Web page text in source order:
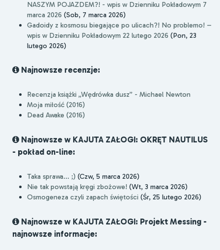
NASZYM POJAZDEM?! - wpis w Dzienniku Pokładowym 7
marca 2026 (Sob, 7 marca 2026)
Gadoidy z kosmosu biegające po ulicach?! No problemo! –
wpis w Dzienniku Pokładowym 22 lutego 2026 (Pon, 23
lutego 2026)
Najnowsze recenzje:
Recenzja książki „Wędrówka dusz” - Michael Newton
Moja miłość (2016)
Dead Awake (2016)
Najnowsze w KAJUTA ZAŁOGI: OKRĘT NAUTILUS
- pokład on-line:
Taka sprawa... ;) (Czw, 5 marca 2026)
Nie tak powstają kręgi zbożowe! (Wt, 3 marca 2026)
Osmogeneza czyli zapach świętości (Śr, 25 lutego 2026)
Najnowsze w KAJUTA ZAŁOGI: Projekt Messing -
najnowsze informacje: